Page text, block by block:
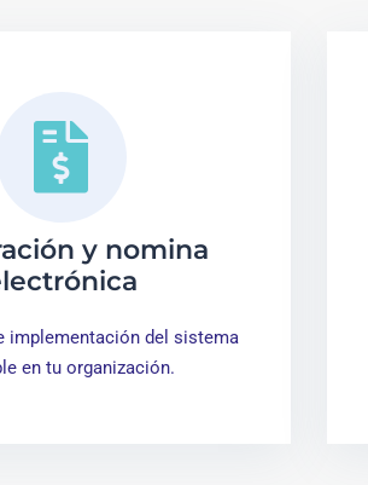
y nomina
implementación del sistema
en tu organización.